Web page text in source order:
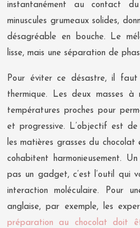
instantanément au contact
minuscules grumeaux solides,
désagréable en bouche. Le
lisse, mais une séparation de
Pour éviter ce désastre, il faut
thermique. Les deux masses
températures proches pour
et progressive. L’objectif est
les matières grasses du chocolat
cohabitent harmonieusement.
pas un gadget, c’est l’outil qui
interaction moléculaire. Pour
anglaise, par exemple, les
préparation au chocolat doit